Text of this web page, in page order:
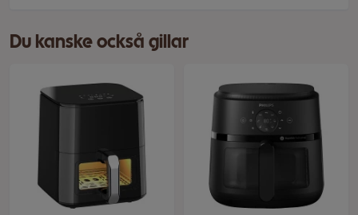
Du kanske också gillar